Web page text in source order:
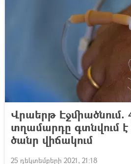
Վրաերթ Էջմիածնում.
տղամարդը գտնվում է
ծանր վիճակում
25 դեկտեմբերի 2021, 21:18